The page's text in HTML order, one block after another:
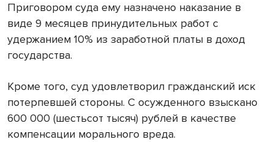
Приговором суда ему назначено наказание в
виде 9 месяцев принудительных работ с
удержанием 10% из заработной платы в доход
государства.
Кроме того, суд удовлетворил гражданский иск
потерпевшей стороны. С осужденного взыскано
600 000 (шестьсот тысяч) рублей в качестве
компенсации морального вреда.